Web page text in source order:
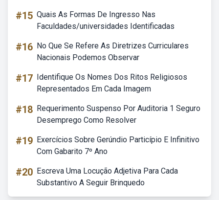
#15 Quais As Formas De Ingresso Nas
Faculdades/universidades Identificadas
#16 No Que Se Refere As Diretrizes Curriculares
Nacionais Podemos Observar
#17 Identifique Os Nomes Dos Ritos Religiosos
Representados Em Cada Imagem
#18 Requerimento Suspenso Por Auditoria 1 Seguro
Desemprego Como Resolver
#19 Exercícios Sobre Gerúndio Particípio E Infinitivo
Com Gabarito 7º Ano
#20 Escreva Uma Locução Adjetiva Para Cada
Substantivo A Seguir Brinquedo